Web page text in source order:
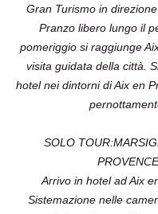
Gran Turismo in
Pranzo libero lungo il
pomeriggio si raggiunge
visita guidata della città.
hotel nei dintorni di Aix en
SOLO
PROVENCE
Arrivo in hotel ad Aix
Sistemazione nelle